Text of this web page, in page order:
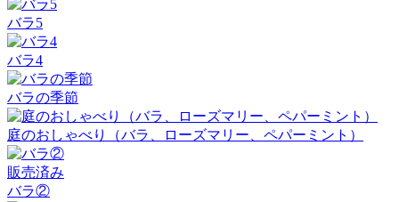
バラ5
バラ4
バラの季節
庭のおしゃべり（バラ、ローズマリー、ペパーミント）
販売済み
バラ②